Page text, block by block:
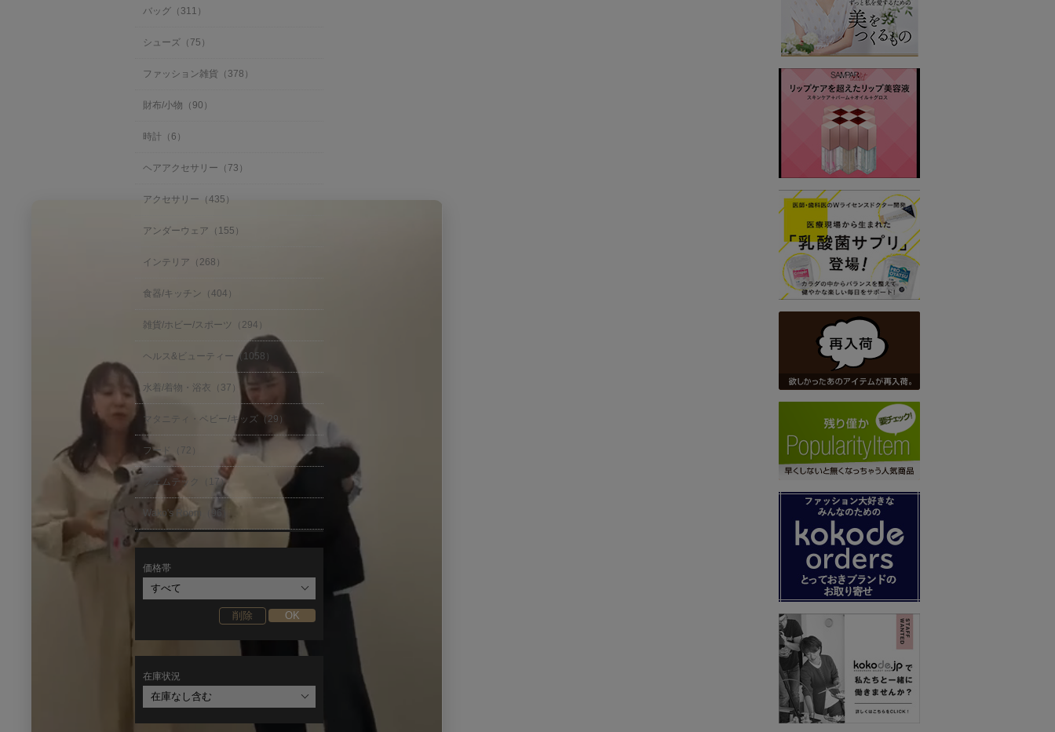
バッグ（311）
シューズ（75）
ファッション雑貨（378）
財布/小物（90）
時計（6）
ヘアアクセサリー（73）
アクセサリー（435）
アンダーウェア（155）
インテリア（268）
食器/キッチン（404）
雑貨/ホビー/スポーツ（294）
ヘルス&ビューティー（1058）
水着/着物・浴衣（37）
マタニティ・ベビー/キッズ（29）
フード（72）
フェムテック（17）
Wako's Room（96）
価格帯
在庫状況